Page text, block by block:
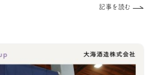
記事を読む